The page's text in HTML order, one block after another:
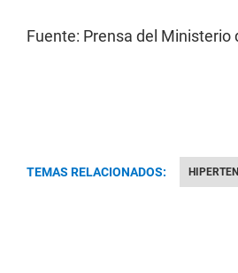
Fuente: Prensa del Ministerio
TEMAS RELACIONADOS: